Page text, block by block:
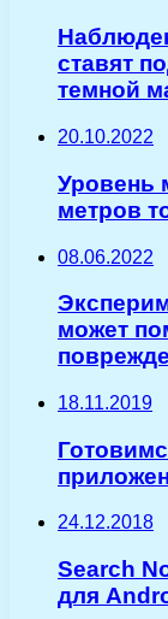
ставят
темной
20.10.2022
Уровень
метров
08.06.2022
может
18.11.2019
24.12.2018
Search
для